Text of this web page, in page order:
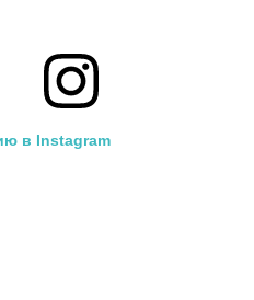
в Instagram